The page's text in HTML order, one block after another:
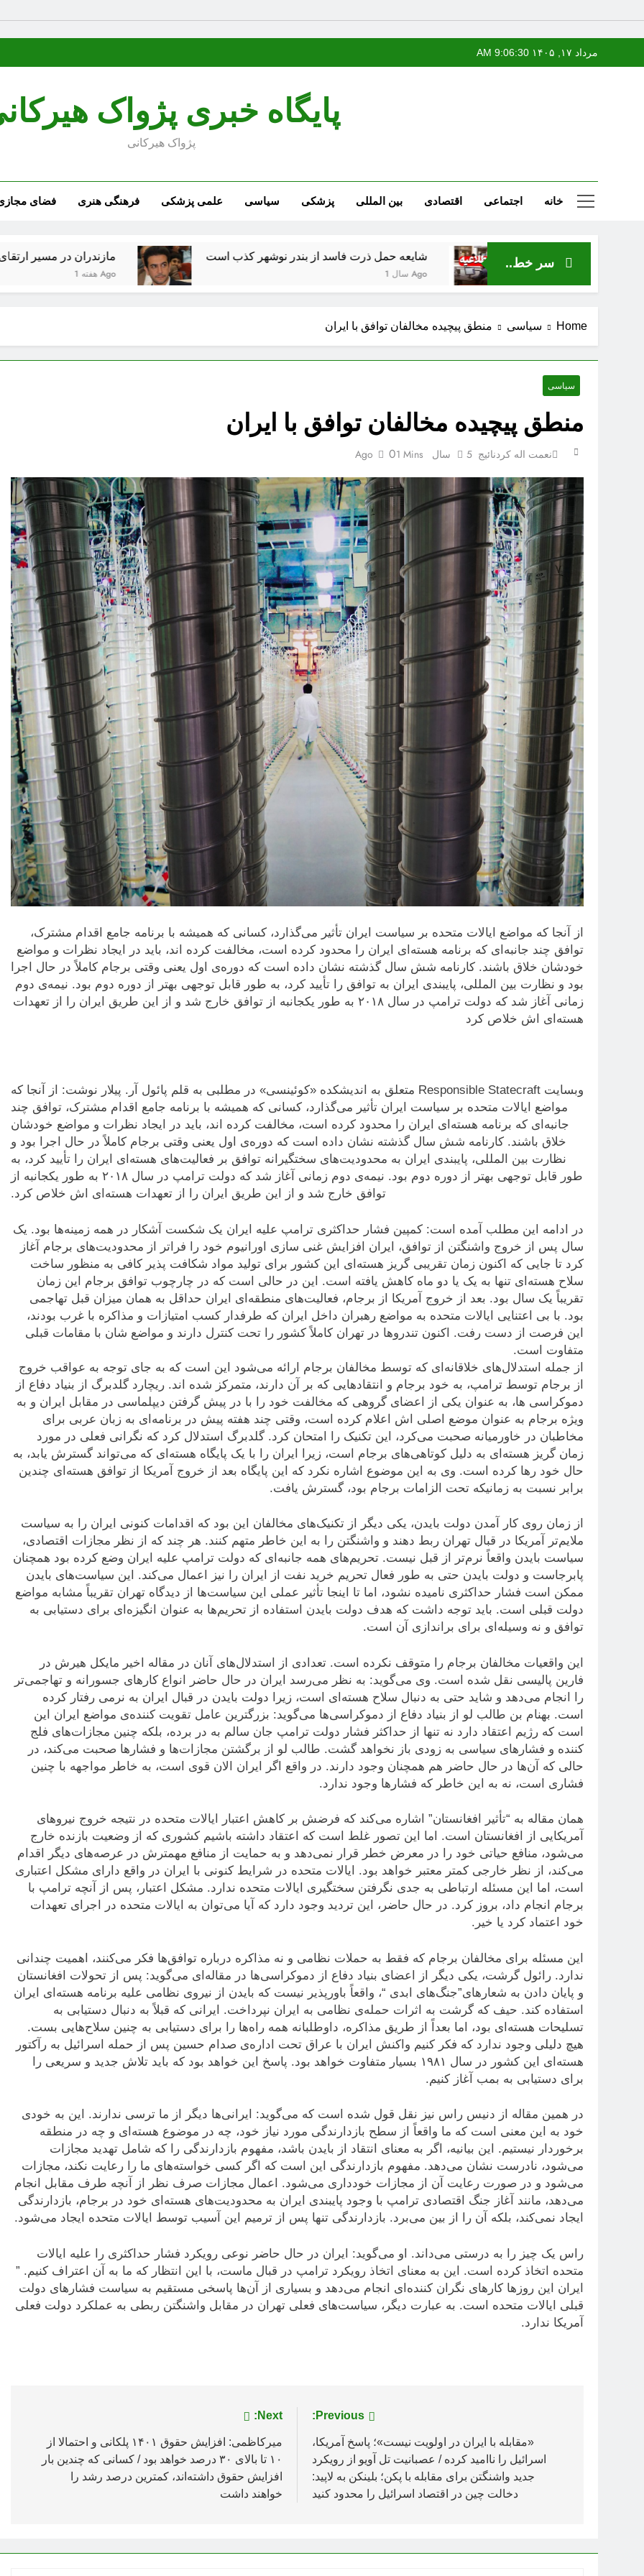
مرداد ۱۷, ۱۴۰۵ 9:06:31 AM
پایگاه خبری پژواک
پژواک هیرکانی
خانه اجتماعی اقتصادی بین المللی پزشکی سیاسی علمی پزشکی فرهنگی هنری فضای
سر خط..
مازندران در مسیر ارتقای زیرساخت‌های
1 هفته Ago
شایعه حمل ذرت فاسد از بندر نوشهر کذب است
Home سیاسی منطق پیچیده مخالفان توافق با ایران
سیاسی
منطق پیچیده مخالفان توافق با ایران
نعمت اله کردنائیج 5 سال Ago 01 Mins
از آنجا که مواضع ایالات متحده بر سیاست ایران تأثیر می‌گذارد، کسانی که همیشه با برنامه جامع اقدام مشترک،
توافق چند جانبه‌ای که برنامه هسته‌ای ایران را محدود کرده است، مخالفت کرده اند، باید در ایجاد نظرات و مواضع
خودشان خلاق باشند. کارنامه شش سال گذشته نشان داده است که دوره‌ی اول یعنی وقتی برجام کاملاً در حال اجرا
بود و نظارت بین المللی، پایبندی ایران به توافق را تأیید کرد، به طور قابل توجهی بهتر از دوره دوم بود. نیمه‌ی دوم
زمانی آغاز شد که دولت ترامپ در سال ۲۰۱۸ به طور یکجانبه از توافق خارج شد و از این طریق ایران را از تعهدات
هسته‌ای اش خلاص کرد
وبسایت Responsible Statecraft متعلق به اندیشکده «کوئینسی» در مطلبی به قلم پائول آر. پیلار نوشت: از آنجا که
مواضع ایالات متحده بر سیاست ایران تأثیر می‌گذارد، کسانی که همیشه با برنامه جامع اقدام مشترک، توافق چند
جانبه‌ای که برنامه هسته‌ای ایران را محدود کرده است، مخالفت کرده اند، باید در ایجاد نظرات و مواضع خودشان
خلاق باشند. کارنامه شش سال گذشته نشان داده است که دوره‌ی اول یعنی وقتی برجام کاملاً در حال اجرا بود و
نظارت بین المللی، پایبندی ایران به محدودیت‌های سختگیرانه توافق بر فعالیت‌های هسته‌ای ایران را تأیید کرد، به
طور قابل توجهی بهتر از دوره دوم بود. نیمه‌ی دوم زمانی آغاز شد که دولت ترامپ در سال ۲۰۱۸ به طور یکجانبه از
توافق خارج شد و از این طریق ایران را از تعهدات هسته‌ای اش خلاص کرد.
در ادامه این مطلب آمده است: کمپین فشار حداکثری ترامپ علیه ایران یک شکست آشکار در همه زمینه‌ها بود. یک
سال پس از خروج واشنگتن از توافق، ایران افزایش غنی سازی اورانیوم خود را فراتر از محدودیت‌های برجام آغاز
کرد تا جایی که اکنون زمان تقریبی گریز هسته‌ای این کشور برای تولید مواد شکافت پذیر کافی به منظور ساخت
سلاح هسته‌ای تنها به یک یا دو ماه کاهش یافته است. این در حالی است که در چارچوب توافق برجام این زمان
تقریباً یک سال بود. بعد از خروج آمریکا از برجام، فعالیت‌های منطقه‌ای ایران حداقل به همان میزان قبل تهاجمی
بود. با بی اعتنایی ایالات متحده به مواضع رهبران داخل ایران که طرفدار کسب امتیازات و مذاکره با غرب بودند،
این فرصت از دست رفت. اکنون تندرو‌ها در تهران کاملاً کشور را تحت کنترل دارند و مواضع شان با مقامات قبلی
متفاوت است.
از جمله استدلال‌های خلاقانه‌ای که توسط مخالفان برجام ارائه می‌شود این است که به جای توجه به عواقب خروج
از برجام توسط ترامپ، به خود برجام و انتقاد‌هایی که بر آن دارند، متمرکز شده اند. ریچارد گلدبرگ از بنیاد دفاع از
دموکراسی ها، به عنوان یکی از اعضای گروهی که مخالفت خود را با در پیش گرفتن دیپلماسی در مقابل ایران و به
ویژه برجام به عنوان موضع اصلی اش اعلام کرده است، وقتی چند هفته پیش در برنامه‌ای به زبان عربی برای
مخاطبان در خاورمیانه صحبت می‌کرد، این تکنیک را امتحان کرد. گلدبرگ استدلال کرد که نگرانی فعلی در مورد
زمان گریز هسته‌ای به دلیل کوتاهی‌های برجام است، زیرا ایران را با یک پایگاه هسته‌ای که می‌تواند گسترش یابد، به
حال خود رها کرده است. وی به این موضوع اشاره نکرد که این پایگاه بعد از خروج آمریکا از توافق هسته‌ای چندین
برابر نسبت به زمانیکه تحت الزامات برجام بود، گسترش یافت.
از زمان روی کار آمدن دولت بایدن، یکی دیگر از تکنیک‌های مخالفان این بود که اقدامات کنونی ایران را به سیاست
ملایم‌تر آمریکا در قبال تهران ربط دهند و واشنگتن را به این خاطر متهم کنند. هر چند که از نظر مجازات اقتصادی،
سیاست بایدن واقعاً نرم‌تر از قبل نیست. تحریم‌های همه جانبه‌ای که دولت ترامپ علیه ایران وضع کرده بود همچنان
پابرجاست و دولت بایدن حتی به طور فعال تحریم خرید نفت از ایران را نیز اعمال می‌کند. این سیاست‌های بایدن
ممکن است فشار حداکثری نامیده نشود، اما تا اینجا تأثیر عملی این سیاست‌ها از دیدگاه تهران تقریباً مشابه مواضع
دولت قبلی است. باید توجه داشت که هدف دولت بایدن استفاده از تحریم‌ها به عنوان انگیزه‌ای برای دستیابی به
توافق و نه وسیله‌ای برای براندازی آن است.
این واقعیات مخالفان برجام را متوقف نکرده است. تعدادی از استدلال‌های آنان در مقاله اخیر مایکل هیرش در
فارین پالیسی نقل شده است. وی می‌گوید: به نظر می‌رسد ایران در حال حاضر انواع کار‌های جسورانه و تهاجمی‌تر
را انجام می‌دهد و شاید حتی به دنبال سلاح هسته‌ای است، زیرا دولت بایدن در قبال ایران به نرمی رفتار کرده
است. بهنام بن طالب لو از بنیاد دفاع از دموکراسی‌ها می‌گوید: بزرگترین عامل تقویت کننده‌ی مواضع ایران این
است که رژیم اعتقاد دارد نه تنها از حداکثر فشار دولت ترامپ جان سالم به در برده، بلکه چنین مجازات‌های فلج
کننده و فشار‌های سیاسی به زودی باز نخواهد گشت. طالب لو از برگشتن مجازات‌ها و فشار‌ها صحبت می‌کند، در
حالی که آن‌ها در حال حاضر هم همچنان وجود دارند. در واقع اگر ایران الان قوی است، به خاطر مواجهه با چنین
فشاری است، نه به این خاطر که فشار‌ها وجود ندارد.
همان مقاله به “تأثیر افغانستان” اشاره می‌کند که فرضش بر کاهش اعتبار ایالات متحده در نتیجه خروج نیرو‌های
آمریکایی از افغانستان است. اما این تصور غلط است که اعتقاد داشته باشیم کشوری که از وضعیت بازنده خارج
می‌شود، منافع حیاتی خود را در معرض خطر قرار نمی‌دهد و به حمایت از منافع مهمترش در عرصه‌های دیگر اقدام
می‌کند، از نظر خارجی کمتر معتبر خواهد بود. ایالات متحده در شرایط کنونی با ایران در واقع دارای مشکل اعتباری
است، اما این مسئله ارتباطی به جدی نگرفتن سختگیری ایالات متحده ندارد. مشکل اعتبار، پس از آنچه ترامپ با
برجام انجام داد، بروز کرد. در حال حاضر، این تردید وجود دارد که آیا می‌توان به ایالات متحده در اجرای تعهدات
خود اعتماد کرد یا خیر.
این مسئله برای مخالفان برجام که فقط به حملات نظامی و نه مذاکره درباره توافق‌ها فکر می‌کنند، اهمیت چندانی
ندارد. رائول گرشت، یکی دیگر از اعضای بنیاد دفاع از دموکراسی‌ها در مقاله‌ای می‌گوید: پس از تحولات افغانستان
و پایان دادن به شعارهای”جنگ‌های ابدی “، واقعاً باورپذیر نیست که بایدن از نیروی نظامی علیه برنامه هسته‌ای ایران
استفاده کند. حیف که گرشت به اثرات حمله‌ی نظامی به ایران نپرداخت. ایرانی که قبلاً به دنبال دستیابی به
تسلیحات هسته‌ای بود، اما بعداً از طریق مذاکره، داوطلبانه همه راه‌ها را برای دستیابی به چنین سلاح‌هایی بست.
هیچ دلیلی وجود ندارد که فکر کنیم واکنش ایران با عراق تحت اداره‌ی صدام حسین پس از حمله اسرائیل به رآکتور
هسته‌ای این کشور در سال ۱۹۸۱ بسیار متفاوت خواهد بود. پاسخ این خواهد بود که باید تلاش جدید و سریعی را
برای دستیابی به بمب آغاز کنیم.
در همین مقاله از دنیس راس نیز نقل قول شده است که می‌گوید: ایرانی‌ها دیگر از ما ترسی ندارند. این به خودی
خود به این معنی است که ما واقعاً از سطح بازدارندگی مورد نیاز خود، چه در موضوع هسته‌ای و چه در منطقه
برخوردار نیستیم. این بیانیه، اگر به معنای انتقاد از بایدن باشد، مفهوم بازدارندگی را که شامل تهدید مجازات
می‌شود، نادرست نشان می‌دهد. مفهوم بازدارندگی این است که اگر کسی خواسته‌های ما را رعایت نکند، مجازات
می‌شود و در صورت رعایت آن از مجازات خودداری می‌شود. اعمال مجازات صرف نظر از آنچه طرف مقابل انجام
می‌دهد، مانند آغاز جنگ اقتصادی ترامپ با وجود پایبندی ایران به محدودیت‌های هسته‌ای خود در برجام، بازدارندگی
ایجاد نمی‌کند، بلکه آن را از بین می‌برد. بازدارندگی تنها پس از ترمیم این آسیب توسط ایالات متحده ایجاد می‌شود.
راس یک چیز را به درستی می‌داند. او می‌گوید: ایران در حال حاضر نوعی رویکرد فشار حداکثری را علیه ایالات
متحده اتخاذ کرده است. این به معنای اتخاذ رویکرد ترامپ در قبال ماست، با این انتظار که ما به آن اعتراف کنیم. ”
ایران این روز‌ها کار‌های نگران کننده‌ای انجام می‌دهد و بسیاری از آن‌ها پاسخی مستقیم به سیاست فشار‌های دولت
قبلی ایالات متحده است. به عبارت دیگر، سیاست‌های فعلی تهران در مقابل واشنگتن ربطی به عملکرد دولت فعلی
آمریکا ندارد.
نوشته
Previous:
«مقابله با ایران در اولویت نیست»؛ پاسخ آمریکا،
اسرائیل را ناامید کرده / عصبانیت تل آویو از رویکرد
جدید واشنگتن برای مقابله با پکن؛ بلینکن به لاپید:
دخالت چین در اقتصاد اسرائیل را محدود کنید
Next:
میرکاظمی: افزایش حقوق ۱۴۰۱ پلکانی و احتمالا از
۱۰ تا بالای ۳۰ درصد خواهد بود / کسانی که چندین بار
افزایش حقوق داشته‌اند، کمترین درصد رشد را
خواهند داشت